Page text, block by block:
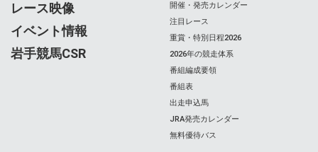
レース映像
イベント情報
岩手競馬CSR
開催・発売カレンダー
注目レース
重賞・特別日程2026
2026年の競走体系
番組編成要領
番組表
出走申込馬
JRA発売カレンダー
無料優待バス